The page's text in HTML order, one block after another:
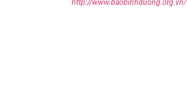
http://www.baobinhduong.org.vn/